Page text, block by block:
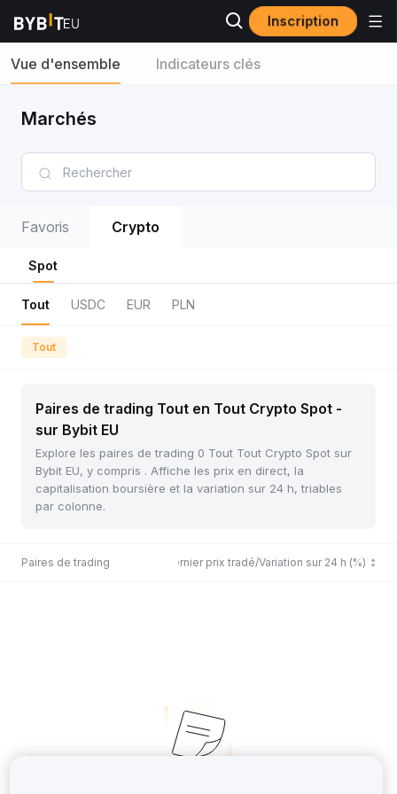
Inscription
Vue d'ensemble Indicateurs clés
Marchés
Favoris Crypto
Spot
Tout USDC EUR PLN
Tout
Paires de trading Tout en Tout Crypto Spot -
sur Bybit EU
Explore les paires de trading 0 Tout Tout Crypto Spot sur
Bybit EU, y compris . Affiche les prix en direct, la
capitalisation boursière et la variation sur 24 h, triables
par colonne.
Paires de trading Dernier prix tradé/Variation sur 24 h (%)